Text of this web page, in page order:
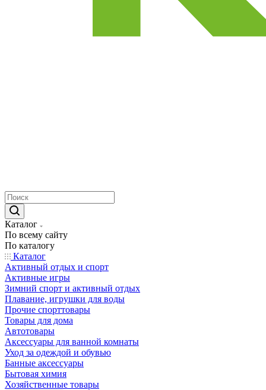
Каталог
По всему сайту
По каталогу
Каталог
Активный отдых и спорт
Активные игры
Зимний спорт и активный отдых
Плавание, игрушки для воды
Прочие спорттовары
Товары для дома
Автотовары
Аксессуары для ванной комнаты
Уход за одеждой и обувью
Банные аксессуары
Бытовая химия
Хозяйственные товары